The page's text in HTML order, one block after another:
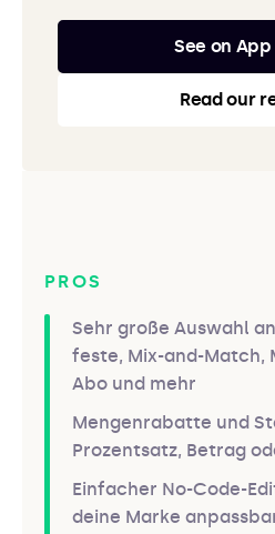
See on
Read our
PROS
Sehr große Auswahl
feste, Mix-and-Match,
Abo und mehr
Mengenrabatte und
Prozentsatz, Betrag
Einfacher No-Code-
deine Marke